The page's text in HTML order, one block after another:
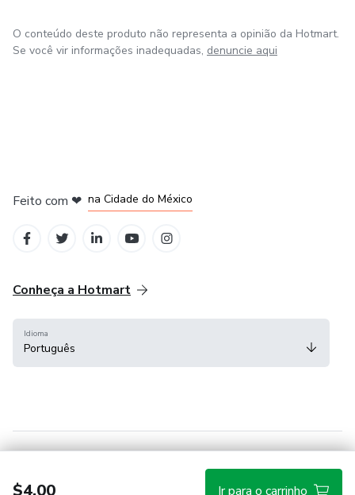
$4.00 Ir para o carrinho
O conteúdo deste produto não representa a opinião da Hotmart.
Se você vir informações inadequadas, denuncie aqui
Feito com ❤ na Cidade do México
Conheça a Hotmart
Idioma
Português